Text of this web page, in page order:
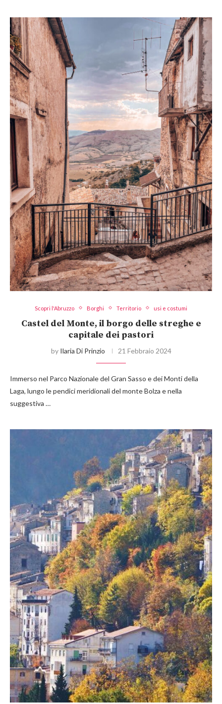
Scopri l'Abruzzo Borghi Territorio usi e costumi
Castel del Monte, il borgo delle streghe e
capitale dei pastori
by Ilaria Di Prinzio 21 Febbraio 2024
Immerso nel Parco Nazionale del Gran Sasso e dei Monti della
Laga, lungo le pendici meridionali del monte Bolza e nella
suggestiva …